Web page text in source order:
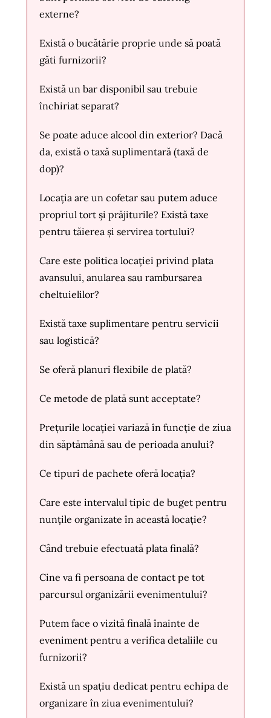
externe?
Există o bucătărie proprie unde să poată
găti furnizorii?
Există un bar disponibil sau trebuie
închiriat separat?
Se poate aduce alcool din exterior? Dacă
da, există o taxă suplimentară (taxă de
dop)?
Locația are un cofetar sau putem aduce
propriul tort și prăjiturile? Există taxe
pentru tăierea și servirea tortului?
Care este politica locației privind plata
avansului, anularea sau rambursarea
cheltuielilor?
Există taxe suplimentare pentru servicii
sau logistică?
Se oferă planuri flexibile de plată?
Ce metode de plată sunt acceptate?
Prețurile locației variază în funcție de ziua
din săptămână sau de perioada anului?
Ce tipuri de pachete oferă locația?
Care este intervalul tipic de buget pentru
nunțile organizate în această locație?
Când trebuie efectuată plata finală?
Cine va fi persoana de contact pe tot
parcursul organizării evenimentului?
Putem face o vizită finală înainte de
eveniment pentru a verifica detaliile cu
furnizorii?
Există un spațiu dedicat pentru echipa de
organizare în ziua evenimentului?